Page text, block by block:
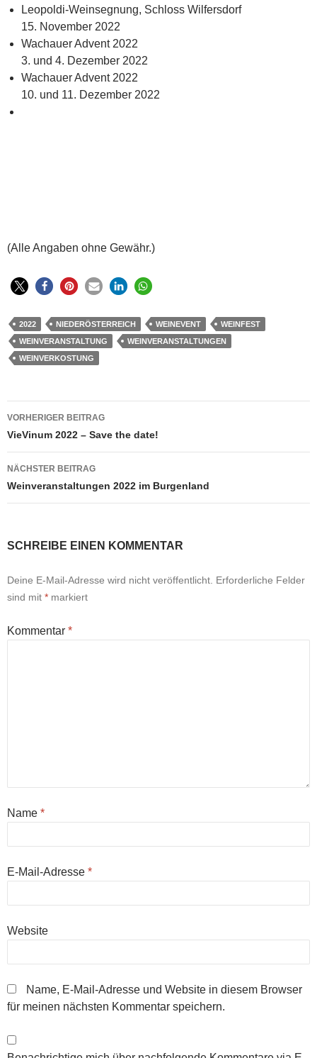
Leopoldi-Weinsegnung, Schloss Wilfersdorf
15. November 2022
Wachauer Advent 2022
3. und 4. Dezember 2022
Wachauer Advent 2022
10. und 11. Dezember 2022
(Alle Angaben ohne Gewähr.)
2022 NIEDERÖSTERREICH WEINEVENT
WEINFEST
WEINVERANSTALTUNG
WEINVERANSTALTUNGEN
WEINVERKOSTUNG
Beitragsnavigation
VORHERIGER BEITRAG
VieVinum 2022 – Save the date!
NÄCHSTER BEITRAG
Weinveranstaltungen 2022 im Burgenland
SCHREIBE EINEN KOMMENTAR
Deine E-Mail-Adresse wird nicht veröffentlicht. Erforderliche Felder
sind mit * markiert
Kommentar *
Name *
E-Mail-Adresse *
Website
Name, E-Mail-Adresse und Website in diesem Browser
für meinen nächsten Kommentar speichern.